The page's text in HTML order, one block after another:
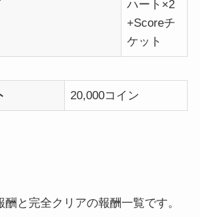
ハート×2
+Scoreチ
ケット
20,000コイン
と完全クリアの報酬一覧です。